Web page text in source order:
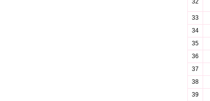
32
33
34
35
36
37
38
39